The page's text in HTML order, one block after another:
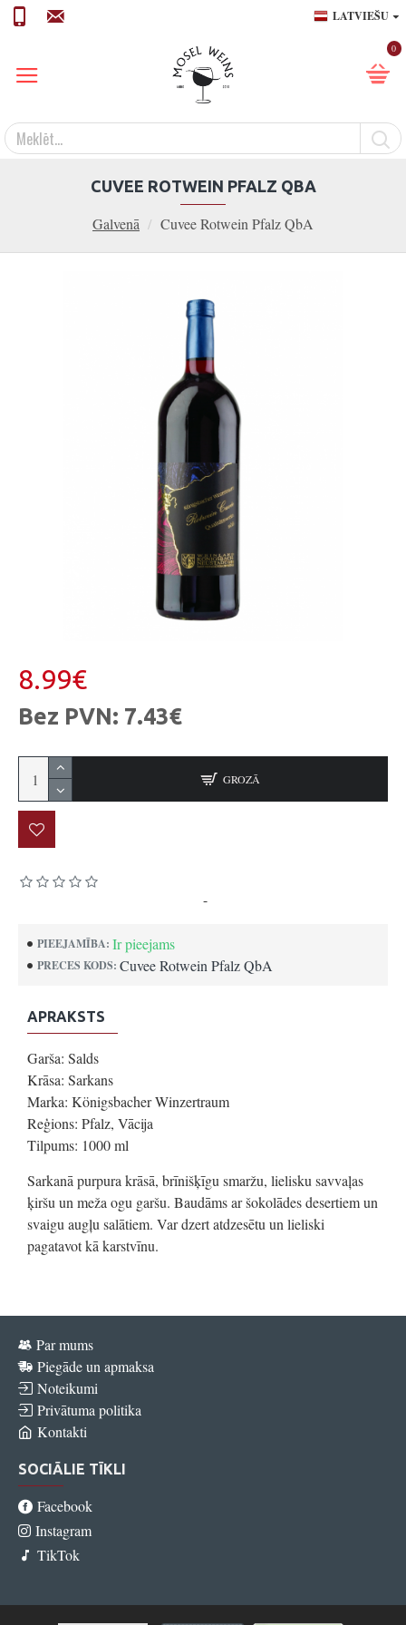
LATVIEŠU
0
Galvenā Cuvee Rotwein Pfalz QbA
CUVEE ROTWEIN PFALZ QBA
PIEEJAMĪBA: Ir pieejams
PRECES KODS: Cuvee Rotwein Pfalz QbA
-
8.99€
Bez PVN: 7.43€
GROZĀ
APRAKSTS
Garša: Salds
Krāsa: Sarkans
Marka: Königsbacher Winzertraum
Reģions: Pfalz, Vācija
Tilpums: 1000 ml
Sarkanā purpura krāsā, brīnišķīgu smaržu, lielisku savvaļas
ķiršu un meža ogu garšu. Baudāms ar šokolādes desertiem un
svaigu augļu salātiem. Var dzert atdzesētu un lieliski
pagatavot kā karstvīnu.
Par mums
Piegāde un apmaksa
Noteikumi
Privātuma politika
Kontakti
SOCIĀLIE TĪKLI
Facebook
Instagram
TikTok